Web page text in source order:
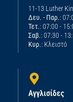
11-13 Luther
Δευ. - Παρ.:
Τετ.: 07:00 -
Σαβ.: 07:30 -
Κυρ.: Κλειστό
Αγγλισίδες